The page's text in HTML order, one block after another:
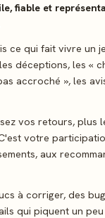
fiable et
ce qui fait vivre un
déceptions, les «
accroché », les
vos retours, plus
votre
aux
à corriger, des
qui piquent un
et tout le
vous recevez et
à la table de la
ou
et dans celui
selon le statut de
3 cartes si vous